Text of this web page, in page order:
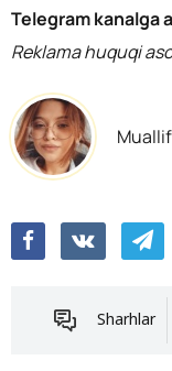
Telegram kanalga
Reklama huquqi
Sharhlar